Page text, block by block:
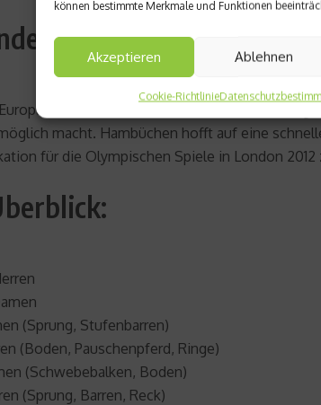
können bestimmte Merkmale und Funktionen
Akzeptieren Ablehnen
Cookie-Richtlinie
Hambüchens Start
Fabian Hambüchen. Der 23-Jährige
macht. Hambüchen hofft auf eine
für die Olympischen Spiele in London 2012
(Sprung, Stufenbarren)
(Boden, Pauschenpferd, Ringe)
(Schwebebalken, Boden)
(Sprung, Barren, Reck)